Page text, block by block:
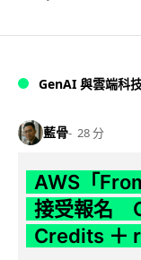
GenAI 與雲端科
藍骨 28 分
AWS「
接受報名
Credits ＋